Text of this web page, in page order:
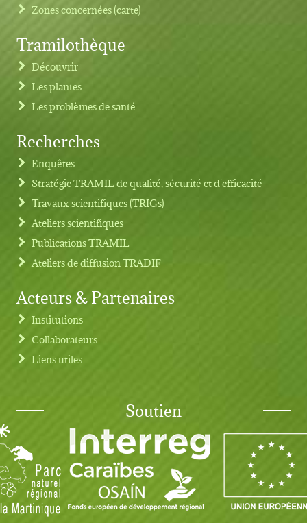
Footer menu
Zones concernées (carte)
Tramilothèque
Découvrir
Les plantes
Les problèmes de santé
Recherches
Enquêtes
Stratégie TRAMIL de qualité, sécurité et d'efficacité
Travaux scientifiques (TRIGs)
Ateliers scientifiques
Publications TRAMIL
Ateliers de diffusion TRADIF
Acteurs & Partenaires
Institutions
Collaborateurs
Liens utiles
Soutien